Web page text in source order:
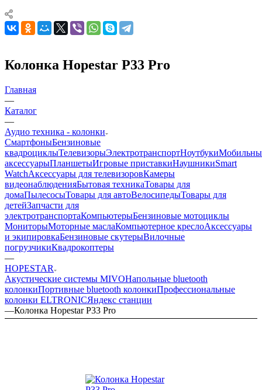
Колонка Hopestar P33 Pro
Главная
—
Каталог
—
Аудио техника - колонки
СмартфоныБензиновые
квадроциклыТелевизорыЭлектротранспортНоутбуки
аксессуарыПланшетыИгровые приставкиНаушникиSmart
WatchАксессуары для телевизоровКамеры
видеонаблюденияБытовая техникаТовары для
домаПылесосыТовары для автоВелосипедыТовары для
детейЗапчасти для
электротранспортаКомпьютерыБензиновые мотоциклы
МониторыМоторные маслаКомпьютерное креслоАксессуары
и экипировкаБензиновые скутерыВилочные
погрузчикиКвадрокоптеры
—
HOPESTAR
Акустические системы MIVOНапольные bluetooth
колонкиПортивные bluetooth колонкиПрофессиональные
колонки ELTRONICЯндекс станции
—Колонка Hopestar P33 Pro